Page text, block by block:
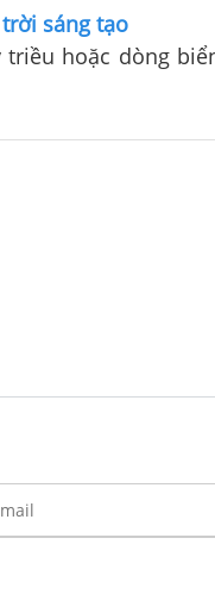
sáng tạo
hoặc dòng